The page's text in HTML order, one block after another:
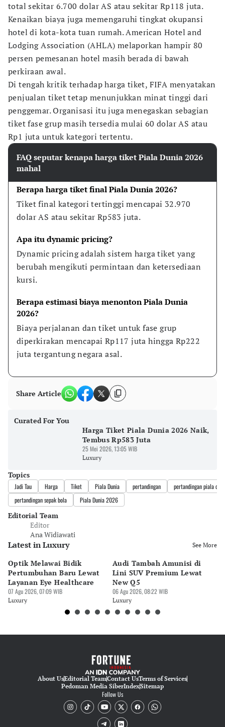
total sekitar 6.700 dolar AS atau sekitar Rp118 juta.
Kenaikan biaya juga memengaruhi tingkat okupansi
hotel di kota-kota tuan rumah. American Hotel and
Lodging Association (AHLA) melaporkan hampir 80
persen pemesanan hotel masih berada di bawah
perkiraan awal.
Di tengah kritik terhadap harga tiket, FIFA menyatakan
penjualan tiket tetap menunjukkan minat tinggi dari
penggemar. Organisasi itu juga menegaskan sebagian
tiket fase grup masih tersedia mulai 60 dolar AS atau
Rp1 juta untuk kategori tertentu.
FAQ seputar kenapa harga tiket Piala Dunia 2026
mahal
Berapa harga tiket final Piala Dunia 2026?
Tiket final kategori tertinggi mencapai 32.970
dolar AS atau sekitar Rp583 juta.
Apa itu dynamic pricing?
Dynamic pricing adalah sistem harga tiket yang
berubah mengikuti permintaan dan ketersediaan
kursi.
Berapa estimasi biaya menonton Piala Dunia
2026?
Biaya perjalanan dan tiket untuk fase grup
diperkirakan mencapai Rp117 juta hingga Rp222
juta tergantung negara asal.
Share Article
Curated For You
Harga Tiket Piala Dunia 2026 Naik,
Tembus Rp583 Juta
25 Mei 2026, 13:05 WIB
Luxury
Topics
Jadi Tau Harga Tiket Piala Dunia pertandingan
pertandingan piala
pertandingan sepak bola
Piala Dunia 2026
Editorial Team
Editor
Ana Widiawati
Latest in Luxury See More
Optik Melawai Bidik
Pertumbuhan Baru Lewat
Layanan Eye Healthcare
07 Agu 2026, 07:09 WIB
Luxury
Audi Tambah Amunisi di
Lini SUV Premium Lewat
New Q5
06 Agu 2026, 08:22 WIB
Luxury
About UsEditorial TeamContact UsTerms of Services
Pedoman Media SiberIndexSitemap
Follow Us